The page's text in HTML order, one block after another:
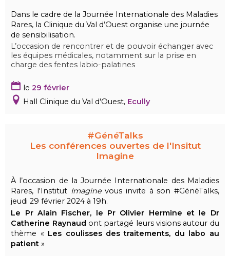
Dans le cadre de la Journée Internationale des Maladies
Rares, la Clinique du Val d’Ouest organise une journée
de sensibilisation.
L’occasion de rencontrer et de pouvoir échanger avec
les équipes médicales, notamment sur la prise en
charge des fentes labio-palatines
le29 février
Hall Clinique du Val d'Ouest, Ecully
#GénéTalks
Les conférences ouvertes de l'Insitut
Imagine
À l’occasion de la Journée Internationale des Maladies
Rares, l'Institut Imaginevous invite à son #GénéTalks,
jeudi 29 février 2024 à 19h.
Le Pr Alain Fischer, le Pr Olivier Hermine et le Dr
Catherine Raynaud ont partagé leurs visions autour du
thème « Les coulisses des traitements, du labo au
patient »